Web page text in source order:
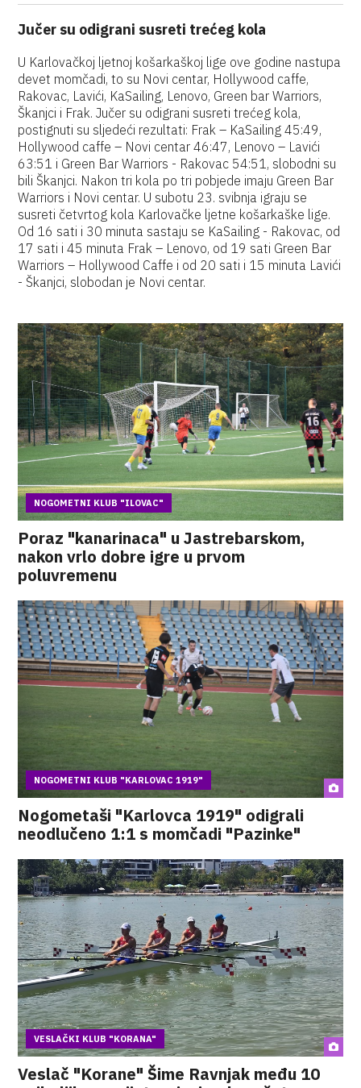
Jučer su odigrani susreti trećeg kola
U Karlovačkoj ljetnoj košarkaškoj lige ove godine nastupa
devet momčadi, to su Novi centar, Hollywood caffe,
Rakovac, Lavići, KaSailing, Lenovo, Green bar Warriors,
Škanjci i Frak. Jučer su odigrani susreti trećeg kola,
postignuti su sljedeći rezultati: Frak – KaSailing 45:49,
Hollywood caffe – Novi centar 46:47, Lenovo – Lavići
63:51 i Green Bar Warriors - Rakovac 54:51, slobodni su
bili Škanjci. Nakon tri kola po tri pobjede imaju Green Bar
Warriors i Novi centar. U subotu 23. svibnja igraju se
susreti četvrtog kola Karlovačke ljetne košarkaške lige.
Od 16 sati i 30 minuta sastaju se KaSailing - Rakovac, od
17 sati i 45 minuta Frak – Lenovo, od 19 sati Green Bar
Warriors – Hollywood Caffe i od 20 sati i 15 minuta Lavići
- Škanjci, slobodan je Novi centar.
NOGOMETNI KLUB "ILOVAC"
Poraz "kanarinaca" u Jastrebarskom,
nakon vrlo dobre igre u prvom
poluvremenu
NOGOMETNI KLUB "KARLOVAC 1919"
Nogometaši "Karlovca 1919" odigrali
neodlučeno 1:1 s momčadi "Pazinke"
VESLAČKI KLUB "KORANA"
Veslač "Korane" Šime Ravnjak među 10